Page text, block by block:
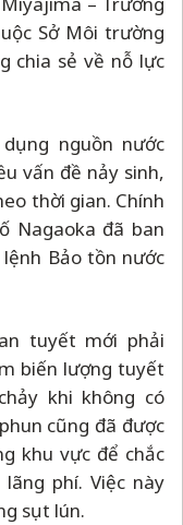
Sở Môi trường
chia sẻ về nỗ lực
nguồn nước
vấn đề nảy sinh,
thời gian. Chính
Nagaoka đã ban
Bảo tồn nước
tuyết mới phải
biến lượng tuyết
khi không có
cũng đã được
khu vực để chắc
phí. Việc này
sụt lún.